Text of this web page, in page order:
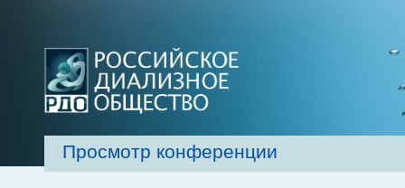
Главная Об обществе
Просмотр конференции